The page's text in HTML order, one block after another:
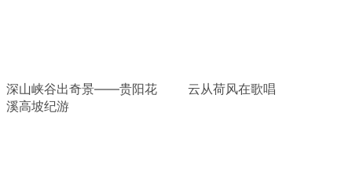
深山峡谷出奇景——贵阳花
溪高坡纪游
云从荷风在歌唱